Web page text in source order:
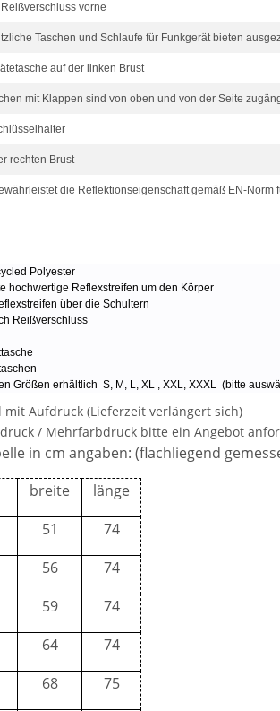
vorne
Taschen und Schlaufe für Funkgerät bieten
auf der linken Brust
mit Klappen sind von oben und von der Seite
rechten Brust
die Reflektionseigenschaft gemäß EN-Norm
Polyester
hochwertige Reflexstreifen um den Körper
über die Schultern
Reißverschluss
Größen erhältlich S, M, L, XL , XXL, XXXL (bitte
mit Aufdruck (Lieferzeit verlängert sich)
/ Mehrfarbdruck bitte ein Angebot
in cm angaben: (flachliegend
breite länge
51 74
56 74
59 74
64 74
68 75
inkl.
7XL
Geburtstags Warnweste Mobiles
Gästebuch - 18. Geburtstag -
Wunschzahl - Neon Warnweste
11,99 € -